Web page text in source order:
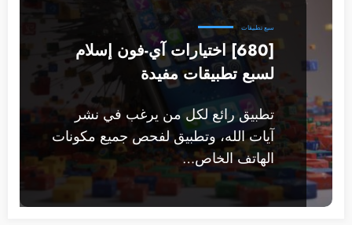
سبع تطبيقات
[680] اختيارات آي-فون إسلام
لسبع تطبيقات مفيدة
تطبيق رائع لكل من يرغب في نشر
آيات الله، وتطبيق لفحص جميع مكونات
الهاتف الخاص…